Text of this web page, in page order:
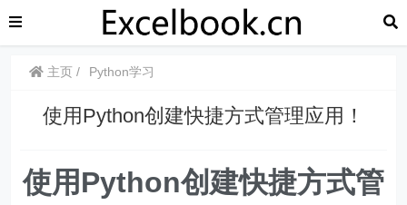
主页 Python学习
使用Python创建快捷方式管理应用！
使用Python创建快捷方式管